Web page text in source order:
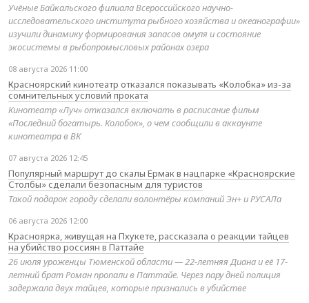
Учёные Байкальского филиала Всероссийского научно-
исследовательского института рыбного хозяйства и океанографии»
изучили динамику формирования запасов омуля и состояние
экосистемы в рыбопромысловых районах озера
08 августа 2026 11:00
Красноярский кинотеатр отказался показывать «Колобка» из-за
сомнительных условий проката
Кинотеатр «Луч» отказался включать в расписание фильм
«Последний богатырь. Колобок», о чем сообщили в аккаунте
кинотеатра в ВК
07 августа 2026 12:45
Популярный маршрут до скалы Ермак в нацпарке «Красноярские
Столбы» сделали безопасным для туристов
Такой подарок городу сделали волонтёры компаний Эн+ и РУСАЛа
06 августа 2026 12:00
Красноярка, живущая на Пхукете, рассказала о реакции тайцев
на убийство россиян в Паттайе
26 июля уроженцы Тюменской области — 22-летняя Диана и её 17-
летний брат Роман пропали в Паттайе. Через пару дней полиция
задержала двух тайцев, которые признались в убийстве